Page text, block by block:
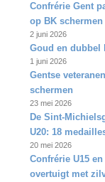
Confrérie Gent
op BK
2 juni 2026
Goud en dubbel
1 juni 2026
Gentse
schermen
23 mei 2026
De
U20: 18
20 mei 2026
Confrérie U15
overtuigt met